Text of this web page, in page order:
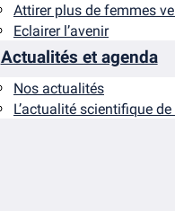
Attirer plus de femmes
Eclairer l’avenir
Actualités et agenda
Nos actualités
L’actualité scientifique de